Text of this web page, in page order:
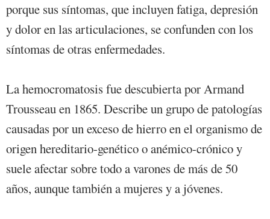
porque sus síntomas, que incluyen fatiga, depresión
y dolor en las articulaciones, se confunden con los
síntomas de otras enfermedades.
La hemocromatosis fue descubierta por Armand
Trousseau en 1865. Describe un grupo de patologías
causadas por un exceso de hierro en el organismo de
origen hereditario-genético o anémico-crónico y
suele afectar sobre todo a varones de más de 50
años, aunque también a mujeres y a jóvenes.